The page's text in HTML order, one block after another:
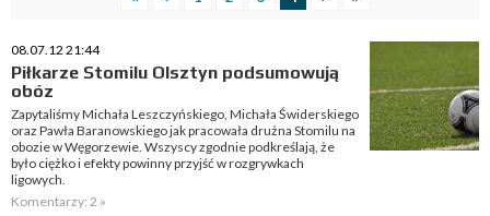
08.07.12 21:44
Piłkarze Stomilu Olsztyn podsumowują
obóz
Zapytaliśmy Michała Leszczyńskiego, Michała Świderskiego
oraz Pawła Baranowskiego jak pracowała drużna Stomilu na
obozie w Węgorzewie. Wszyscy zgodnie podkreślają, że
było ciężko i efekty powinny przyjść w rozgrywkach
ligowych.
Komentarzy: 2 »